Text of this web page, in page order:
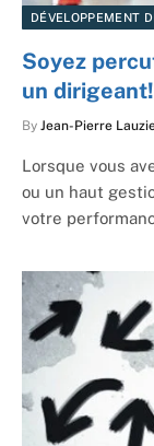
DÉVELOPPEMENT
Soyez
un dirigeant!
By Jean-Pierre
Lorsque vous
ou un haut
votre